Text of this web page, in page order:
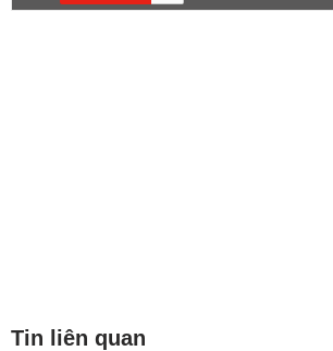
Tin liên quan